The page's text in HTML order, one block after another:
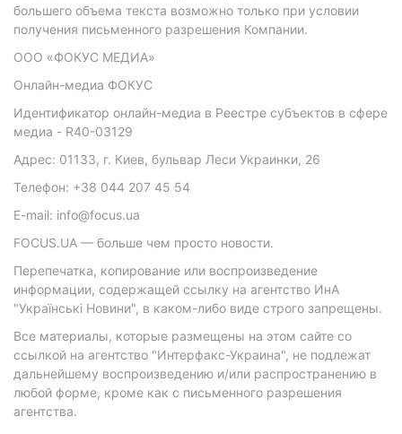
большего объема текста возможно только при условии
получения письменного разрешения Компании.
ООО «ФОКУС МЕДИА»
Онлайн-медиа ФОКУС
Идентификатор онлайн-медиа в Реестре субъектов в сфере
медиа - R40-03129
Адрес: 01133, г. Киев, бульвар Леси Украинки, 26
Телефон: +38 044 207 45 54
E-mail: info@focus.ua
FOCUS.UA — больше чем просто новости.
Перепечатка, копирование или воспроизведение
информации, содержащей ссылку на агентство ИнА
"Українські Новини", в каком-либо виде строго запрещены.
Все материалы, которые размещены на этом сайте со
ссылкой на агентство "Интерфакс-Украина", не подлежат
дальнейшему воспроизведению и/или распространению в
любой форме, кроме как с письменного разрешения
агентства.